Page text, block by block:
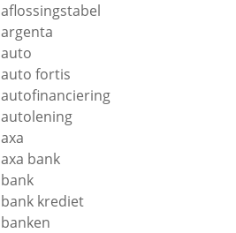
aflossingstabel
argenta
auto
auto fortis
autofinanciering
autolening
axa
axa bank
bank
bank krediet
banken